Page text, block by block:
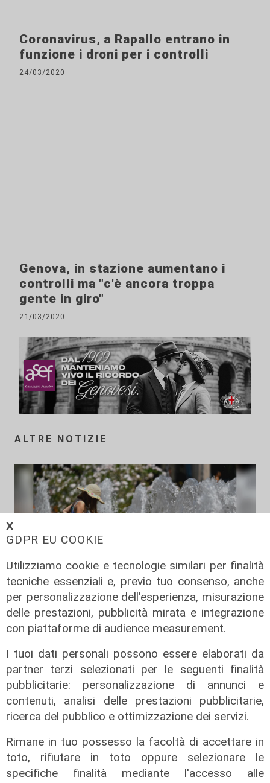
𝗫
GDPR EU COOKIE
Utilizziamo cookie e tecnologie similari per finalità
tecniche essenziali e, previo tuo consenso, anche
per personalizzazione dell'esperienza, misurazione
delle prestazioni, pubblicità mirata e integrazione
con piattaforme di audience measurement.
I tuoi dati personali possono essere elaborati da
partner terzi selezionati per le seguenti finalità
pubblicitarie: personalizzazione di annunci e
contenuti, analisi delle prestazioni pubblicitarie,
ricerca del pubblico e ottimizzazione dei servizi.
Rimane in tuo possesso la facoltà di accettare in
toto, rifiutare in toto oppure selezionare le
specifiche finalità mediante l'accesso alle
Coronavirus, a Rapallo entrano in
funzione i droni per i controlli
24/03/2020
Genova, in stazione aumentano i
controlli ma "c'è ancora troppa
gente in giro"
21/03/2020
ALTRE NOTIZIE
Le temperature
Genova, caldo torrido: bollino rosso
anche lunedì
08/08/2026
di c.b.